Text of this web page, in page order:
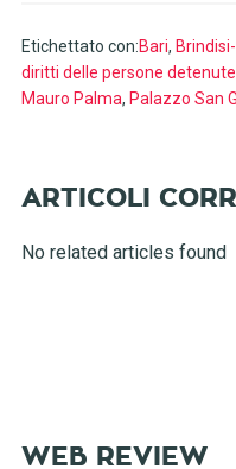
Etichettato con:Bari,
diritti delle persone
Mauro Palma, Palazzo San
No related articles found
WEB REVIEW